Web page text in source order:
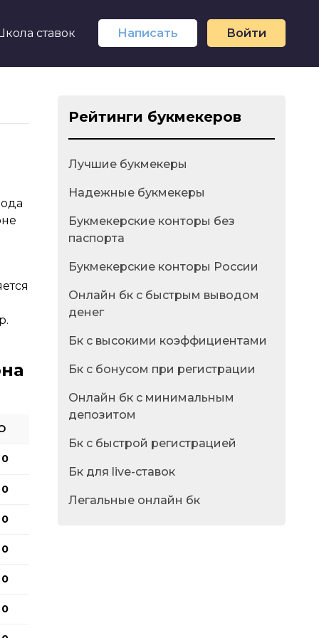
ставок Написать Войти
0
0
0
0
0
0
Рейтинги букмекеров
Лучшие букмекеры
Надежные букмекеры
Букмекерские конторы без
паспорта
Букмекерские конторы России
Онлайн бк с быстрым выводом
денег
Бк с высокими коэффициентами
Бк с бонусом при регистрации
Онлайн бк с минимальным
депозитом
Бк с быстрой регистрацией
Бк для live-ставок
Легальные онлайн бк